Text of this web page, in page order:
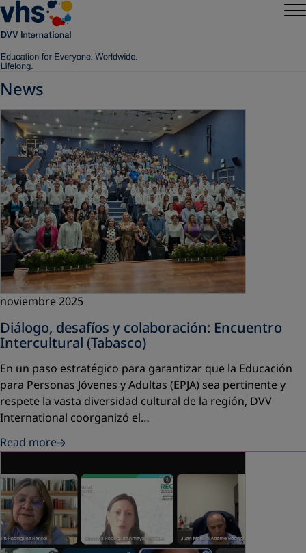
News
noviembre 2025
Diálogo, desafíos y colaboración: Encuentro
Intercultural (Tabasco)
En un paso estratégico para garantizar que la Educación
para Personas Jóvenes y Adultas (EPJA) sea pertinente y
respete la vasta diversidad cultural de la región, DVV
International coorganizó el…
Read more